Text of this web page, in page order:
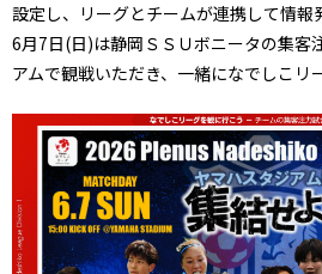
設定し、リーグとチームが連携して情報
6月7日(日)は静岡ＳＳＵボニータの集客
アムで観戦いただき、一緒になでしこリ